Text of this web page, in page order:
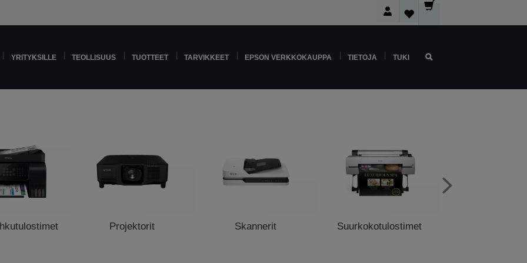
YRITYKSILLE TEOLLISUUS TUOTTEET TARVIKKEET EPSON VERKKOKAUPPA TIETOJA TUKI
Projektorit Skannerit Suurkokotulostimet